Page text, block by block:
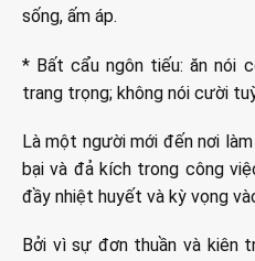
sống, ấm áp.
* Bất cẩu ngôn tiếu: ăn nói
trang trọng; không nói cười
Là một người mới đến nơi
bại và đả kích trong công
đầy nhiệt huyết và kỳ vọng
Bởi vì sự đơn thuần và kiên